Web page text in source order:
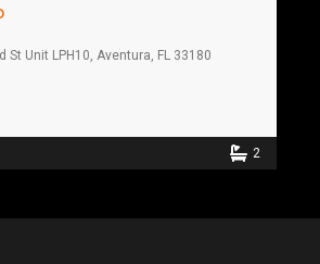
St Unit LPH10, Aventura, FL 33180
2